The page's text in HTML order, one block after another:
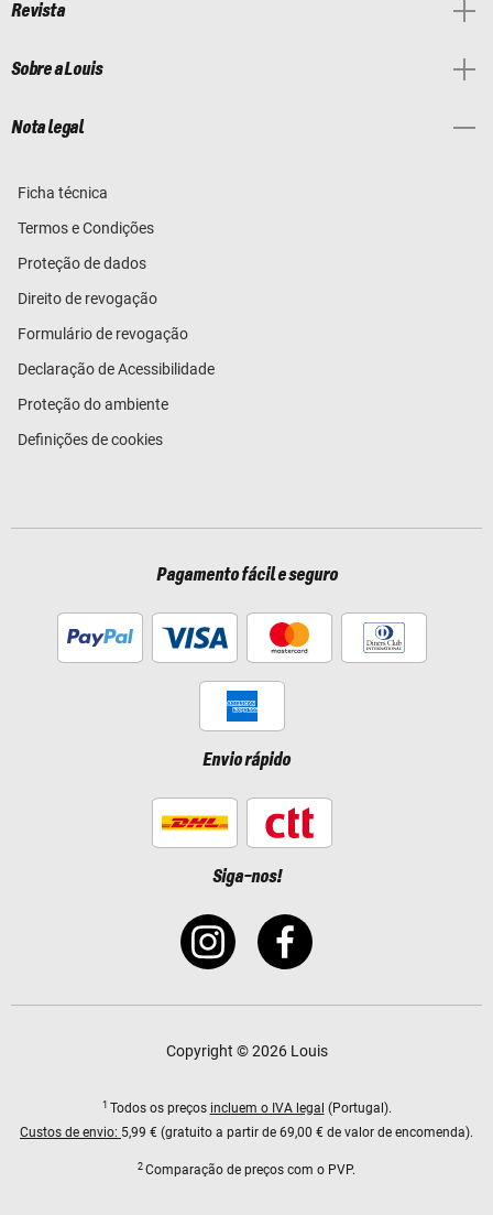
Revista
Sobre a Louis
Nota legal
Ficha técnica
Termos e Condições
Proteção de dados
Direito de revogação
Formulário de revogação
Declaração de Acessibilidade
Proteção do ambiente
Definições de cookies
Pagamento fácil e seguro
Envio rápido
Siga-nos!
Copyright © 2026 Louis
1 Todos os preços incluem o IVA legal (Portugal).
Custos de envio: 5,99 € (gratuito a partir de 69,00 € de valor de encomenda).
2 Comparação de preços com o PVP.